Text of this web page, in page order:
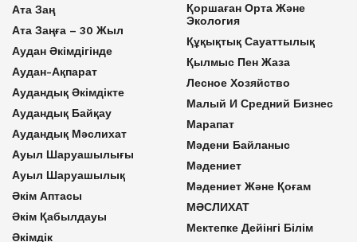
Ата Заң
Ата Заңға – 30 Жыл
Аудан Әкімдігінде
Аудан-Ақпарат
Аудандық Әкімдікте
Аудандық Байқау
Аудандық Мәслихат
Ауыл Шаруашылығы
Ауыл Шаруашылық
Әкім Аптасы
Әкім Қабылдауы
Әкімдік
Қоршаған Орта Және
Экология
Құқықтық Сауаттылық
Қылмыс Пен Жаза
Лесное Хозяйство
Малый И Средний Бизнес
Марапат
Мәдени Байланыс
Мәдениет
Мәдениет Және Қоғам
МӘСЛИХАТ
Мектепке Дейінгі Білім